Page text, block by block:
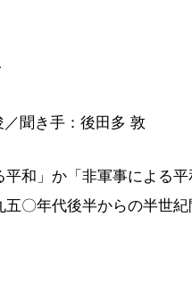
聞き手：後田多 敦
和」か「非軍事による平
〇年代後半からの半世紀